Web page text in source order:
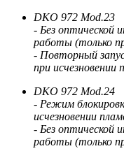
DKO 972 Mod.23
- Без оптической
работы (только
- Повторный
при исчезновении
DKO 972 Mod.24
- Режим
исчезновении
- Без оптической
работы (только